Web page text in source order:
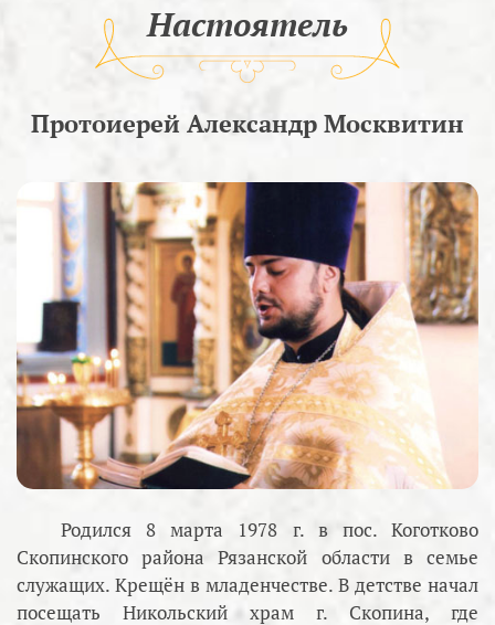
Настоятель
Протоиерей Александр Москвитин
Родился 8 марта 1978 г. в пос. Коготково
Скопинского района Рязанской области в семье
служащих. Крещён в младенчестве. В детстве начал
посещать Никольский храм г. Скопина, где